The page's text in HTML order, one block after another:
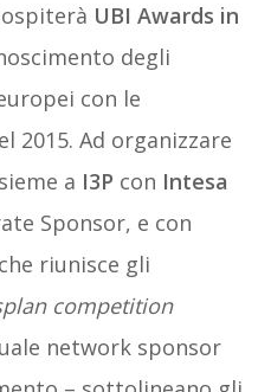
UBI Awards in
degli
con le
2015. Ad organizzare
a I3P con Intesa
Sponsor, e con
riunisce gli
competition
network sponsor